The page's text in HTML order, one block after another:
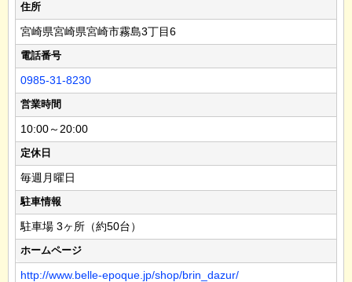
住所
宮崎県宮崎県宮崎市霧島3丁目6
電話番号
0985-31-8230
営業時間
10:00～20:00
定休日
毎週月曜日
駐車情報
駐車場 3ヶ所（約50台）
ホームページ
http://www.belle-epoque.jp/shop/brin_dazur/